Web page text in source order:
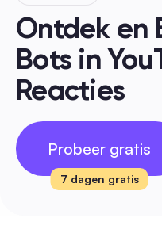
Ontdek en
Bots in
Reacties
Probeer gratis
7 dagen gratis